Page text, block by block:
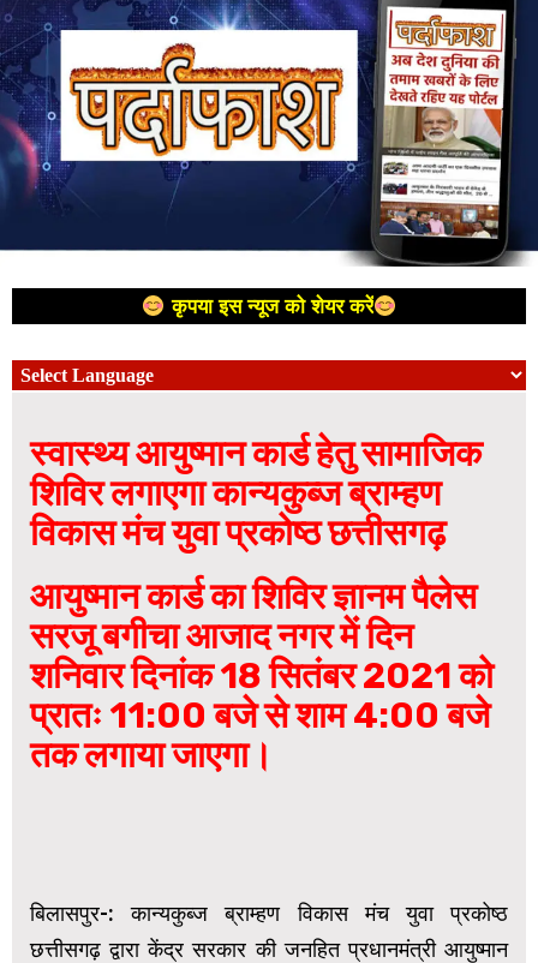
कृपया इस न्यूज को शेयर करें
स्वास्थ्य आयुष्मान कार्ड हेतु सामाजिक
शिविर लगाएगा कान्यकुब्ज ब्राम्हण
विकास मंच युवा प्रकोष्ठ छत्तीसगढ़
आयुष्मान कार्ड का शिविर ज्ञानम पैलेस
सरजू बगीचा आजाद नगर में दिन
शनिवार दिनांक 18 सितंबर 2021 को
प्रातः 11:00 बजे से शाम 4:00 बजे
तक लगाया जाएगा।
बिलासपुर-: कान्यकुब्ज ब्राम्हण विकास मंच युवा प्रकोष्ठ
छत्तीसगढ़ द्वारा केंद्र सरकार की जनहित प्रधानमंत्री आयुष्मान